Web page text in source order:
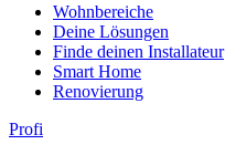
Wohnbereiche
Deine Lösungen
Finde deinen Installateur
Smart Home
Renovierung
Profi